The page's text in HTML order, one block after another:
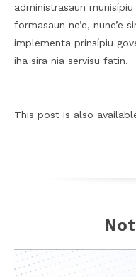
administrasaun
formasaun ne’e, nune’e
implementa prinsípiu
iha sira nia servisu fatin.
This post is also